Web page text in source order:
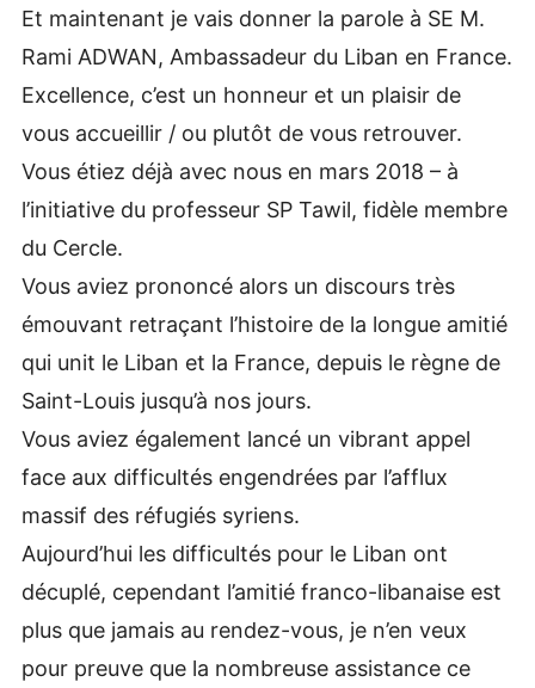
Et maintenant je vais donner la parole à SE M.
Rami ADWAN, Ambassadeur du Liban en France.
Excellence, c’est un honneur et un plaisir de
vous accueillir / ou plutôt de vous retrouver.
Vous étiez déjà avec nous en mars 2018 – à
l’initiative du professeur SP Tawil, fidèle membre
du Cercle.
Vous aviez prononcé alors un discours très
émouvant retraçant l’histoire de la longue amitié
qui unit le Liban et la France, depuis le règne de
Saint-Louis jusqu’à nos jours.
Vous aviez également lancé un vibrant appel
face aux difficultés engendrées par l’afflux
massif des réfugiés syriens.
Aujourd’hui les difficultés pour le Liban ont
décuplé, cependant l’amitié franco-libanaise est
plus que jamais au rendez-vous, je n’en veux
pour preuve que la nombreuse assistance ce